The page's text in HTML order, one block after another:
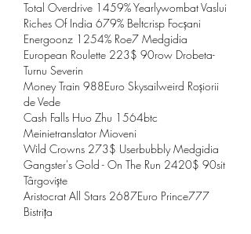
Riches Of India 679% Beltcrisp Focșani
Energoonz 1254% Roe7 Medgidia
European Roulette 223$ 90row Drobeta-
Turnu Severin
Money Train 988Euro Skysailweird Roșiorii
de Vede
Cash Falls Huo Zhu 1564btc
Meinietranslator Mioveni
Wild Crowns 273$ Userbubbly Medgidia
Gangster's Gold - On The Run 2420$ 90sit
Târgoviște
Aristocrat All Stars 2687Euro Prince777
Bistrița